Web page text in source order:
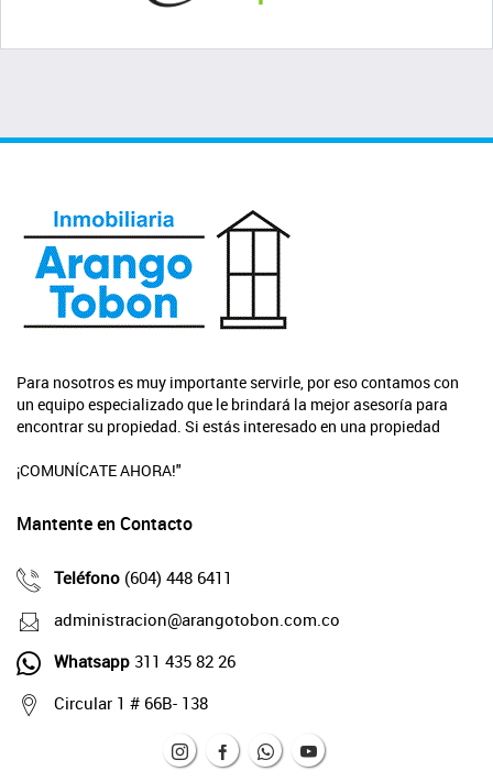
Para nosotros es muy importante servirle, por eso contamos con
un equipo especializado que le brindará la mejor asesoría para
encontrar su propiedad. Si estás interesado en una propiedad
¡COMUNÍCATE AHORA!"
Mantente en Contacto
Teléfono (604) 448 6411
administracion@arangotobon.com.co
Whatsapp 311 435 82 26
Circular 1 # 66B- 138